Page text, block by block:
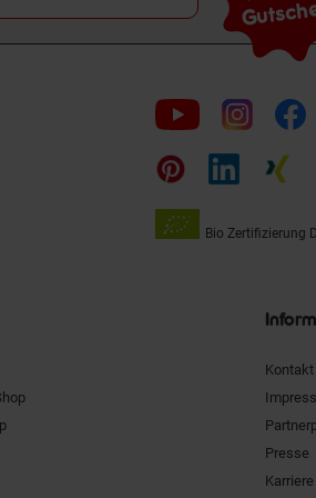
Folge
uns
auf
Bio Zertifizierung
Kontakt
Presse
Karriere